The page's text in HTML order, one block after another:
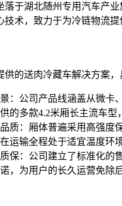
落于湖北随州专用汽车产
技术，致力于为冷链物流提
的送肉冷藏车解决方案，
：公司产品线涵盖从微卡
的多款4.2米厢长主流车型
质：厢体普遍采用高强度
运输全程处于适宜温度环境
保：公司建立了标准化的
，为用户的长久运营免除